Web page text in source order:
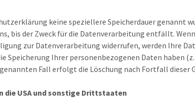
keine speziellere Speicherdauer genannt
bis der Zweck für die Datenverarbeitung entfällt.
zur Datenverarbeitung widerrufen, werden Ihre
Speicherung Ihrer personenbezogenen Daten haben
Fall erfolgt die Löschung nach Fortfall dieser
die USA und sonstige Drittstaaten